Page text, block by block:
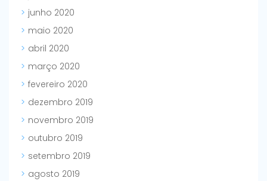
junho 2020
maio 2020
abril 2020
março 2020
fevereiro 2020
dezembro 2019
novembro 2019
outubro 2019
setembro 2019
agosto 2019